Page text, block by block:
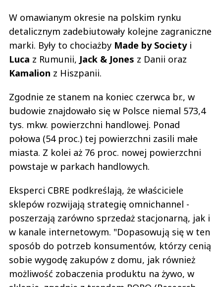
W omawianym okresie na polskim rynku
detalicznym zadebiutowały kolejne zagraniczne
marki. Były to chociażby Made by Societyi
Luca z Rumunii, Jack & Jones z Danii oraz
Kamalion z Hiszpanii.
Zgodnie ze stanem na koniec czerwca br., w
budowie znajdowało się w Polsce niemal 573,4
tys. mkw. powierzchni handlowej. Ponad
połowa (54 proc.) tej powierzchni zasili małe
miasta. Z kolei aż 76 proc. nowej powierzchni
powstaje w parkach handlowych.
Eksperci CBRE podkreślają, że właściciele
sklepów rozwijają strategię omnichannel -
poszerzają zarówno sprzedaż stacjonarną, jak i
w kanale internetowym. "Dopasowują się w ten
sposób do potrzeb konsumentów, którzy cenią
sobie wygodę zakupów z domu, jak również
możliwość zobaczenia produktu na żywo, w